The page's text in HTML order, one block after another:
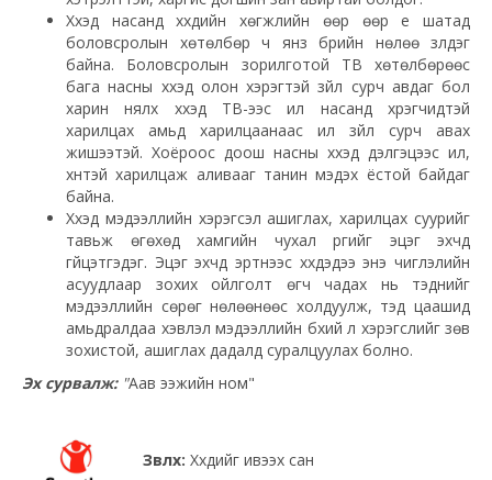
Хүүхэд насанд хүүхдийн хөгжлийн өөр өөр үе шатад
боловсролын хөтөлбөр ч янз бүрийн нөлөө үзүүлдэг
байна. Боловсролын зорилготой ТВ хөтөлбөрөөс
бага насны хүүхэд олон хэрэгтэй зүйл сурч авдаг бол
харин нялх хүүхэд ТВ-ээс илүү насанд хүрэгчидтэй
харилцах амьд харилцаанаас илүү зүйл сурч авах
жишээтэй. Хоёроос доош насны хүүхэд дэлгэцээс илүү,
хүнтэй харилцаж аливааг танин мэдэх ёстой байдаг
байна.
Хүүхэд мэдээллийн хэрэгсэл ашиглах, харилцах суурийг
тавьж өгөхөд хамгийн чухал үүргийг эцэг эхчүүд
гүйцэтгэдэг. Эцэг эхчүүд эртнээс хүүхдэдээ энэ чиглэлийн
асуудлаар зохих ойлголт өгч чадах нь тэднийг
мэдээллийн сөрөг нөлөөнөөс холдуулж, тэд цаашид
амьдралдаа хэвлэл мэдээллийн бүхий л хэрэгслийг зөв
зохистой, ашиглах дадалд суралцуулах болно.
Эх сурвалж: "Аав ээжийн ном"
Зөвлөх: Хүүхдийг ивээх сан